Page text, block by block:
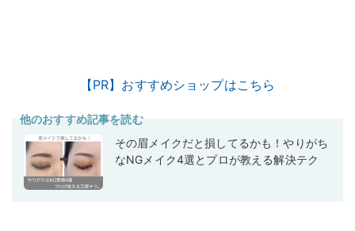
【PR】おすすめショップはこちら
他のおすすめ記事を読む
その眉メイクだと損してるかも！やりがち
なNGメイク4選とプロが教える解決テク